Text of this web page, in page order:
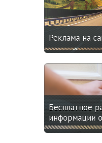
Реклама на
Бесплатное
информации